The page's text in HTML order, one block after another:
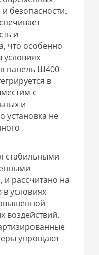
безопасности.
и
что особенно
условиях
панель Ш400
в
с
и
установка не
стабильными
рассчитано на
условиях
воздействий.
упрощают